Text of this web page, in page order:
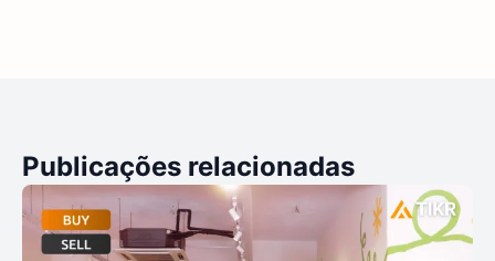
Publicações relacionadas